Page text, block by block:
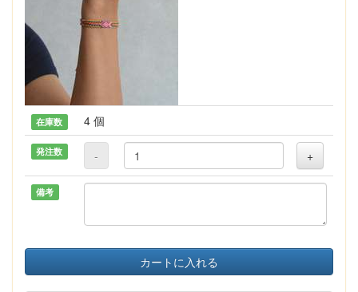
在庫数 4 個
発注数 - +
備考
カートに入れる